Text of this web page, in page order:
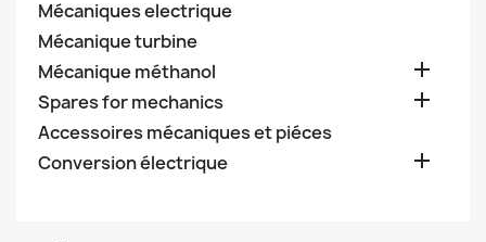
Mécaniques electrique
Mécanique turbine
Mécanique méthanol

Spares for mechanics 
Accessoires mécaniques et piéces
Conversion électrique
